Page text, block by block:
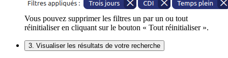
Vous pouvez supprimer les filtres un par un ou tout
réinitialiser en cliquant sur le bouton « Tout réinitialiser ».
3. Visualiser les résultats de votre recherche